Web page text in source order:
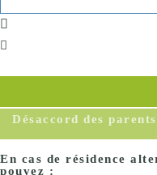
Désaccord des parents
En cas de résidence
pouvez :